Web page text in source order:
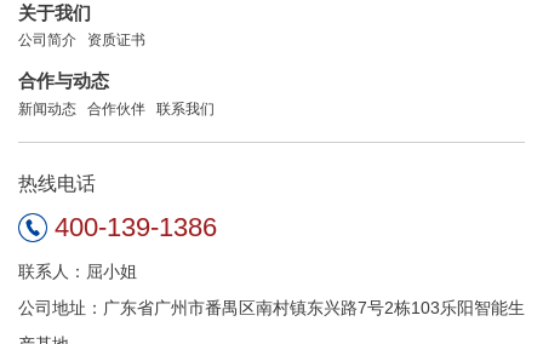
关于我们
公司简介 资质证书
合作与动态
新闻动态 合作伙伴 联系我们
热线电话
400-139-1386
联系人：屈小姐
公司地址：广东省广州市番禺区南村镇东兴路7号2栋103乐阳智能生